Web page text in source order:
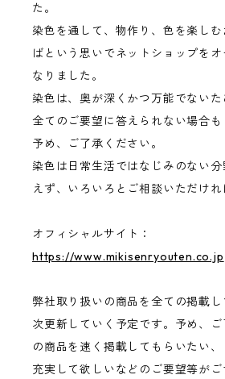
た。
染色を通して、物作り、色を楽し
ばという思いでネットショップを
なりました。
染色は、奥が深くかつ万能でない
全てのご要望に答えられない場合も
予め、ご了承ください。
染色は日常生活ではなじみのない
えず、いろいろとご相談いただけれ
オフィシャルサイト：
https://www.mikisenryouten.co.jp
弊社取り扱いの商品を全ての掲載
次更新していく予定です。予め、
の商品を速く掲載してもらいたい
充実して欲しいなどのご要望等が